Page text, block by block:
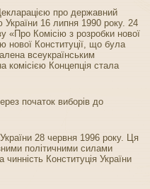
про державний
16 липня 1990 року. 24
«Про Комісію з розробки нової
нової Конституції, що була
всеукраїнським
Концепція стала
початок виборів до
28 червня 1996 року. Ця
політичними силами
Конституція України